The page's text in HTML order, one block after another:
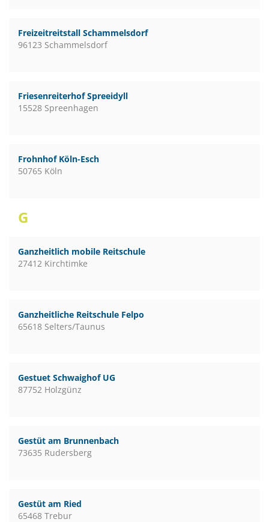
Freizeitreitstall Schammelsdorf
96123 Schammelsdorf
Friesenreiterhof Spreeidyll
15528 Spreenhagen
Frohnhof Köln-Esch
50765 Köln
G
Ganzheitlich mobile Reitschule
27412 Kirchtimke
Ganzheitliche Reitschule Felpo
65618 Selters/Taunus
Gestuet Schwaighof UG
87752 Holzgünz
Gestüt am Brunnenbach
73635 Rudersberg
Gestüt am Ried
65468 Trebur